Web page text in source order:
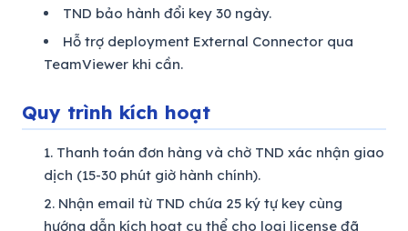
TND bảo hành đổi key 30 ngày.
Hỗ trợ deployment External Connector qua
TeamViewer khi cần.
Quy trình kích hoạt
Thanh toán đơn hàng và chờ TND xác nhận giao
dịch (15-30 phút giờ hành chính).
Nhận email từ TND chứa 25 ký tự key cùng
hướng dẫn kích hoạt cụ thể cho loại license đã